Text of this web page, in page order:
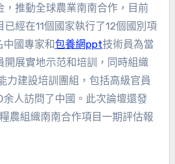
，推動全球農業南南合作，目前
經在11個國家執行了12個國別項
中國專家和包養網ppt技術員為當
開展實地示范和培訓，同時組織
力建設培訓團組，包括高級官員
人訪問了中國。此次論壇還發
農組織南南合作項目一期評估報